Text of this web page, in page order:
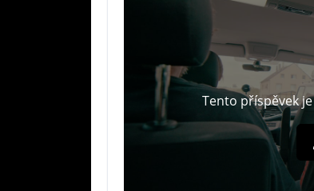
Tento příspěvek